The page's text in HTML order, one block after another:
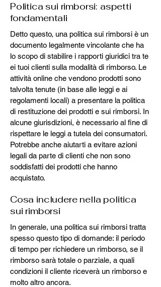
Politica sui rimborsi: aspetti
fondamentali
Detto questo, una politica sui rimborsi è un
documento legalmente vincolante che ha
lo scopo di stabilire i rapporti giuridici tra te
ei tuoi clienti sulla modalità di rimborso. Le
attività online che vendono prodotti sono
talvolta tenute (in base alle leggi e ai
regolamenti locali) a presentare la politica
di restituzione dei prodotti e sui rimborsi. In
alcune giurisdizioni, è necessario al fine di
rispettare le leggi a tutela dei consumatori.
Potrebbe anche aiutarti a evitare azioni
legali da parte di clienti che non sono
soddisfatti dei prodotti che hanno
acquistato.
Cosa includere nella politica
sui rimborsi
In generale, una politica sui rimborsi tratta
spesso questo tipo di domande: il periodo
di tempo per richiedere un rimborso, se il
rimborso sarà totale o parziale, a quali
condizioni il cliente riceverà un rimborso e
molto altro ancora.